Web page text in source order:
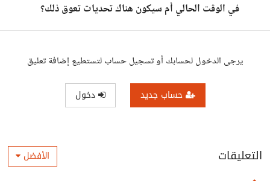
في الوقت الحالي أم سيكون هناك تحديات تعوق ذلك؟
يرجى الدخول لحسابك أو تسجيل حساب لتستطيع إضافة تعليق
حساب جديد دخول
التعليقات الأفضل